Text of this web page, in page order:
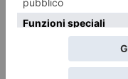
Più informazione online:
7 Agosto 2026
È in pericolo il